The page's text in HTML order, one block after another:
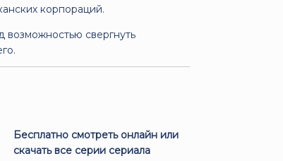
корпораций.
возможностью свергнуть
Бесплатно смотреть онлайн или
скачать все серии сериала